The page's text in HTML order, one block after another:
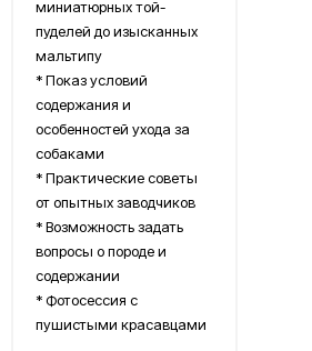
миниатюрных той-
пуделей до изысканных
мальтипу
* Показ условий
содержания и
особенностей ухода за
собаками
* Практические советы
от опытных заводчиков
* Возможность задать
вопросы о породе и
содержании
* Фотосессия с
пушистыми красавцами